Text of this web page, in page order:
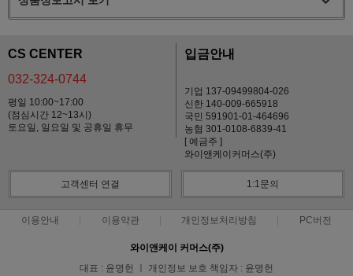
CS CENTER
032-324-0744
평일 10:00~17:00
(점심시간 12~13시)
토요일, 일요일 및 공휴일 휴무
입금안내
기업 137-09499804-026
신한 140-009-665918
국민 591901-01-464696
농협 301-0108-6839-41
[ 예금주 ]
와이앤케이커머스(주)
고객센터 연결 1:1문의
이용안내 이용약관 개인정보처리방침 PC버전
와이앤케이 커머스(주)
대표 : 윤명헌 ㅣ 개인정보 보호 책임자 : 윤명헌